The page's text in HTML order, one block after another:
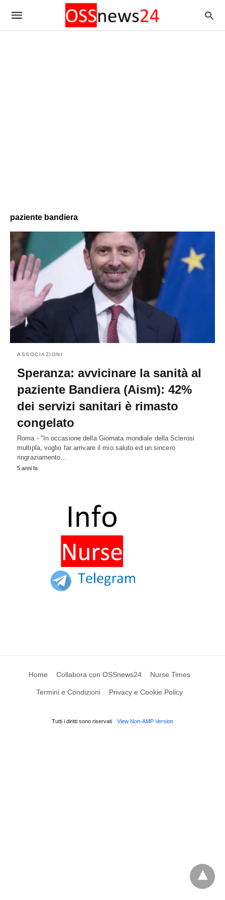
paziente bandiera
ASSOCIAZIONI
Speranza: avvicinare la sanità al
paziente Bandiera (Aism): 42%
dei servizi sanitari è rimasto
congelato
Roma - "In occasione della Giornata mondiale della Sclerosi
multipla, voglio far arrivare il mio saluto ed un sincero
ringraziamento…
5 anni fa
Home Collabora con OSSnews24 Nurse Times
Termini e Condizioni Privacy e Cookie Policy
Tutti i diritti sono riservati View Non-AMP Version